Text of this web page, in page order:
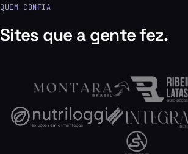
QUEM CONFIA
Sites que a gente fez.